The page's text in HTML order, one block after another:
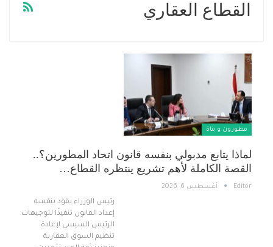
القطاع العقاري
مطورون و بناة
لماذا يتابع مدبولي بنفسه قانون اتحاد المطورين؟..
القصة الكاملة لأهم تشريع ينتظره القطاع…
Editor أغسطس 6, 2026
رئيس الوزراء يقود بنفسه
إعداد القانون تنفيذًا لتوجيهات
الرئيس السيسي لإعادة
تنظيم السوق العقارية